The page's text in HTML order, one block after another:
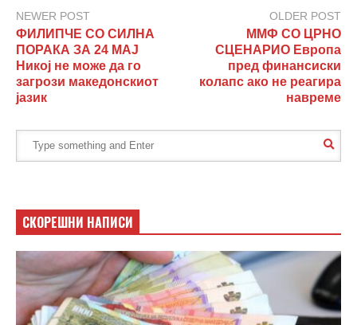
NEWER POST
ФИЛИПЧЕ СО СИЛНА
ПОРАКА ЗА 24 МАЈ
Никој не може да го
загрози македонскиот
јазик
OLDER POST
ММФ СО ЦРНО
СЦЕНАРИО Европа
пред финансиски
колапс ако не реагира
навреме
СКОРЕШНИ НАПИСИ